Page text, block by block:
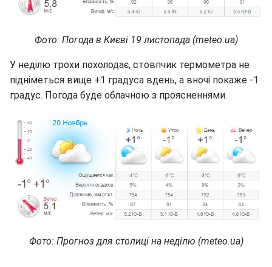
Фото: Погода в Києві 19 листопада (meteo.ua)
У неділю трохи похолодає, стовпчик термометра не
підніметься вище +1 градуса вдень, а вночі покаже -1
градус. Погода буде облачною з проясненнями.
Фото: Прогноз для столиці на неділю (meteo.ua)